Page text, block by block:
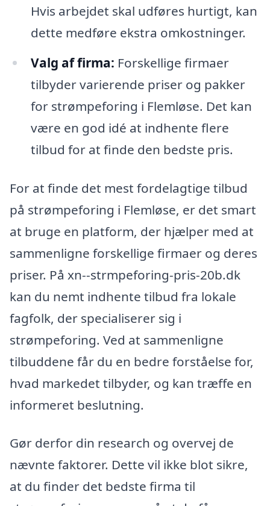
Hvis arbejdet skal udføres hurtigt, kan
dette medføre ekstra omkostninger.
Valg af firma: Forskellige firmaer
tilbyder varierende priser og pakker
for strømpeforing i Flemløse. Det kan
være en god idé at indhente flere
tilbud for at finde den bedste pris.
For at finde det mest fordelagtige tilbud
på strømpeforing i Flemløse, er det smart
at bruge en platform, der hjælper med at
sammenligne forskellige firmaer og deres
priser. På xn--strmpeforing-pris-20b.dk
kan du nemt indhente tilbud fra lokale
fagfolk, der specialiserer sig i
strømpeforing. Ved at sammenligne
tilbuddene får du en bedre forståelse for,
hvad markedet tilbyder, og kan træffe en
informeret beslutning.
Gør derfor din research og overvej de
nævnte faktorer. Dette vil ikke blot sikre,
at du finder det bedste firma til